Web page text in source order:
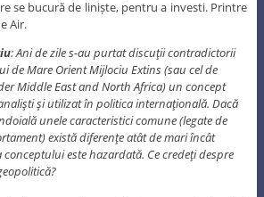
se bucură de liniște, pentru a investi. Printre
Air.
: Ani de zile s-au purtat discuţii contradictorii
de Mare Orient Mijlociu Extins (sau cel de
Middle East and North Africa) un concept
şi utilizat în politica internaţională. Dacă
unele caracteristici comune (legate de
există diferenţe atât de mari încât
este hazardată. Ce credeţi despre